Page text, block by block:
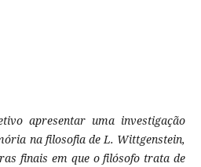
apresentar uma investigação
na filosofia de L. Wittgenstein,
finais em que o filósofo trata de